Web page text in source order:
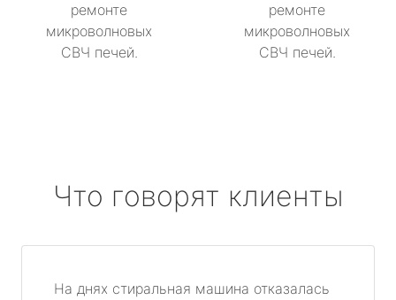
ремонте
микроволновых
СВЧ печей.
ремонте
микроволновых
СВЧ печей.
Что говорят клиенты
На днях стиральная машина отказалась